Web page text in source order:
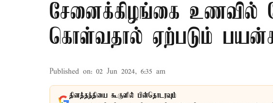
சேனைக்கிழங்கை உணவில்
கொள்வதால் ஏற்படும்
Published on: 02 Jun 2024, 6:35 am
தினத்தந்தியை கூகுளில் பின்தொடரவும்